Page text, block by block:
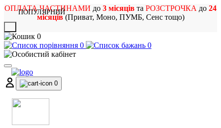
ОПЛАТА ЧАСТИНАМИ до 3 місяців та РОЗСТРОЧКА до 24
місяців(Приват, Моно, ПУМБ, Сенс тощо)
0
0
0
0
ПОПУЛЯРНИЙ